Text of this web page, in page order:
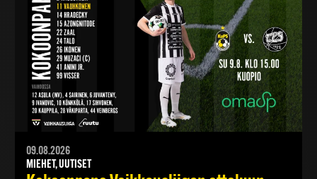
09.08.2026
MIEHET, UUTISET